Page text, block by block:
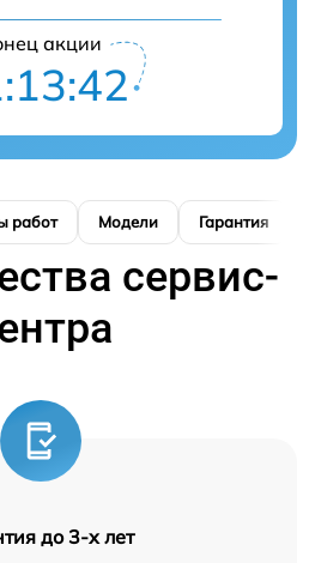
акции
работ Модели Гарантия
сервис-
до 3-х лет